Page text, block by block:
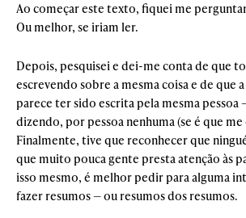
Ao começar este texto, fiquei me
Ou melhor, se iriam ler.
Depois, pesquisei e dei-me conta de que
escrevendo sobre a mesma coisa e de que
parece ter sido escrita pela mesma pessoa
dizendo, por pessoa nenhuma (se é que
Finalmente, tive que reconhecer que
que muito pouca gente presta atenção às
isso mesmo, é melhor pedir para alguma
fazer resumos — ou resumos dos resumos.